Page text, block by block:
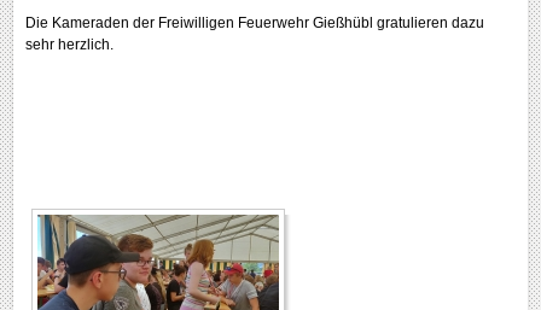
Die Kameraden der Freiwilligen Feuerwehr Gießhübl gratulieren dazu
sehr herzlich.